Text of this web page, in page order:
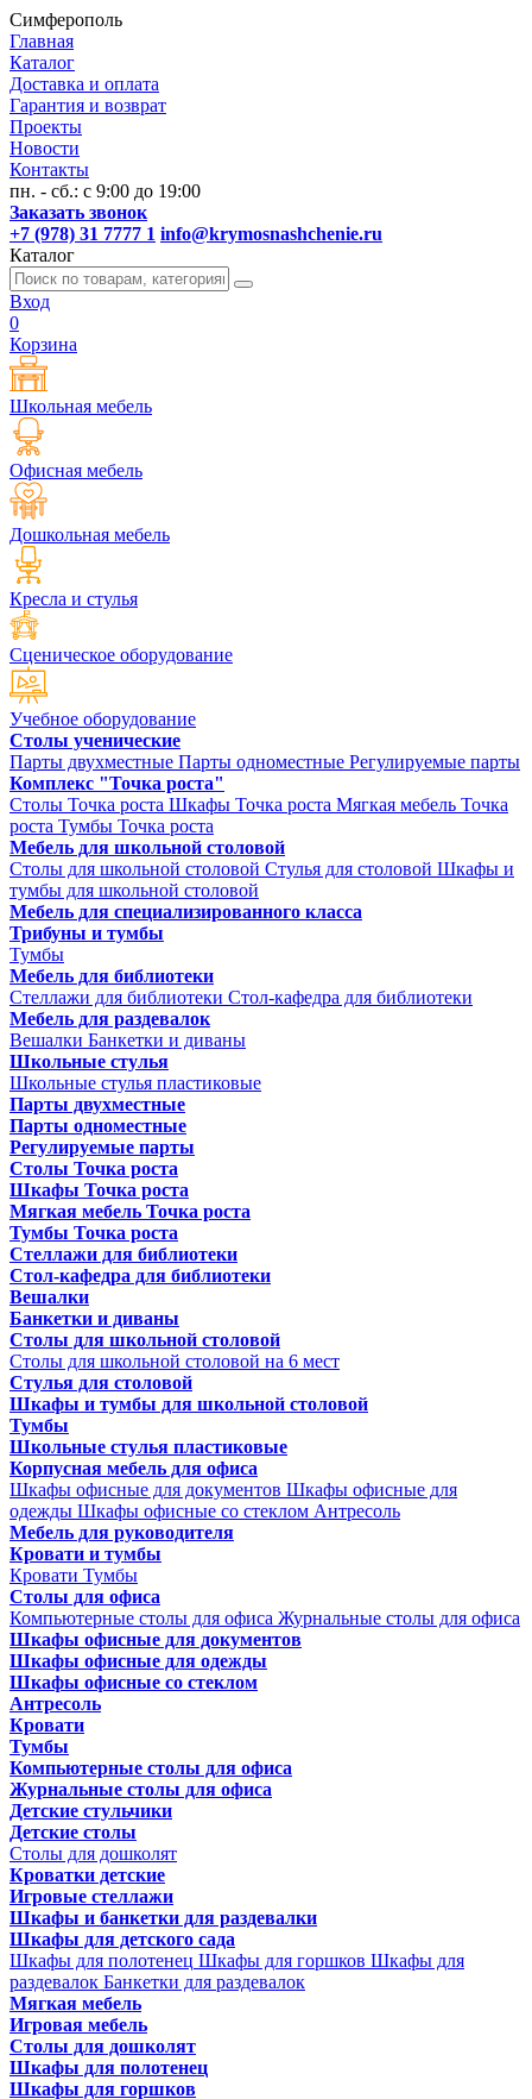
Симферополь
Главная
Каталог
Доставка и оплата
Гарантия и возврат
Проекты
Новости
Контакты
пн. - сб.: с 9:00 до 19:00
Заказать звонок
+7 (978) 31 7777 1 info@krymosnashchenie.ru
Каталог
Вход
0
Корзина
Школьная мебель
Офисная мебель
Дошкольная мебель
Кресла и стулья
Сценическое оборудование
Учебное оборудование
Столы ученические
Парты двухместные Парты одноместные Регулируемые парты
Комплекс "Точка роста"
Столы Точка роста Шкафы Точка роста Мягкая мебель Точка
роста Тумбы Точка роста
Мебель для школьной столовой
Столы для школьной столовой Стулья для столовой Шкафы и
тумбы для школьной столовой
Мебель для специализированного класса
Трибуны и тумбы
Тумбы
Мебель для библиотеки
Стеллажи для библиотеки Стол-кафедра для библиотеки
Мебель для раздевалок
Вешалки Банкетки и диваны
Школьные стулья
Школьные стулья пластиковые
Парты двухместные
Парты одноместные
Регулируемые парты
Столы Точка роста
Шкафы Точка роста
Мягкая мебель Точка роста
Тумбы Точка роста
Стеллажи для библиотеки
Стол-кафедра для библиотеки
Вешалки
Банкетки и диваны
Столы для школьной столовой
Столы для школьной столовой на 6 мест
Стулья для столовой
Шкафы и тумбы для школьной столовой
Тумбы
Школьные стулья пластиковые
Корпусная мебель для офиса
Шкафы офисные для документов Шкафы офисные для
одежды Шкафы офисные со стеклом Антресоль
Мебель для руководителя
Кровати и тумбы
Кровати Тумбы
Столы для офиса
Компьютерные столы для офиса Журнальные столы для офиса
Шкафы офисные для документов
Шкафы офисные для одежды
Шкафы офисные со стеклом
Антресоль
Кровати
Тумбы
Компьютерные столы для офиса
Журнальные столы для офиса
Детские стульчики
Детские столы
Столы для дошколят
Кроватки детские
Игровые стеллажи
Шкафы и банкетки для раздевалки
Шкафы для детского сада
Шкафы для полотенец Шкафы для горшков Шкафы для
раздевалок Банкетки для раздевалок
Мягкая мебель
Игровая мебель
Столы для дошколят
Шкафы для полотенец
Шкафы для горшков